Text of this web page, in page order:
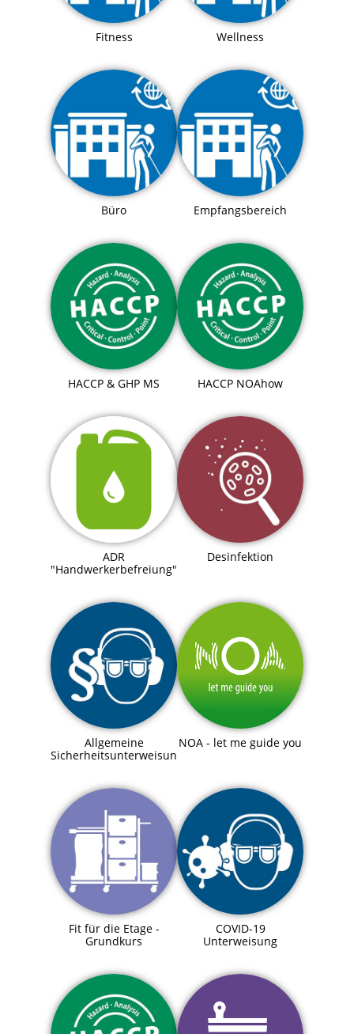
Fitness Wellness
Büro Empfangsbereich
HACCP & GHP MS HACCP NOAhow
ADR
"Handwerkerbefreiung"
Desinfektion
Allgemeine
Sicherheitsunterweisung
NOA - let me guide you
Fit für die Etage -
Grundkurs
COVID-19
Unterweisung